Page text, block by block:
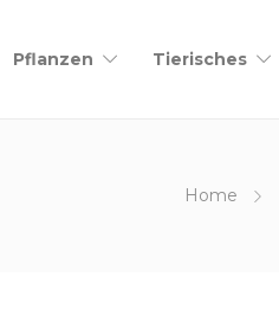
Pflanzen Tierisches
Home